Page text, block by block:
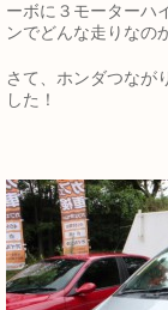
ーボに３モーターハ
ンでどんな走りなの
さて、ホンダつなが
した！